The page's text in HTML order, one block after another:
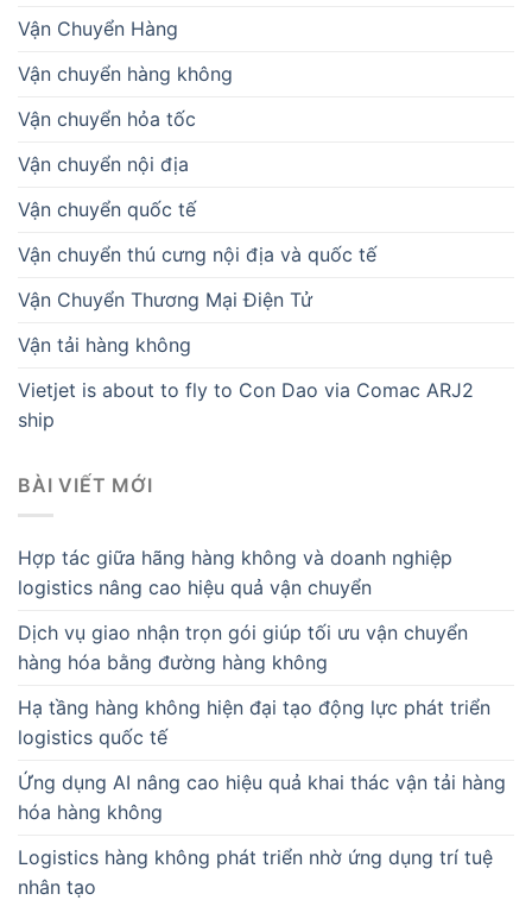
Vận Chuyển Hàng
Vận chuyển hàng không
Vận chuyển hỏa tốc
Vận chuyển nội địa
Vận chuyển quốc tế
Vận chuyển thú cưng nội địa và quốc tế
Vận Chuyển Thương Mại Điện Tử
Vận tải hàng không
Vietjet is about to fly to Con Dao via Comac ARJ2
ship
BÀI VIẾT MỚI
Hợp tác giữa hãng hàng không và doanh nghiệp
logistics nâng cao hiệu quả vận chuyển
Dịch vụ giao nhận trọn gói giúp tối ưu vận chuyển
hàng hóa bằng đường hàng không
Hạ tầng hàng không hiện đại tạo động lực phát triển
logistics quốc tế
Ứng dụng AI nâng cao hiệu quả khai thác vận tải hàng
hóa hàng không
Logistics hàng không phát triển nhờ ứng dụng trí tuệ
nhân tạo